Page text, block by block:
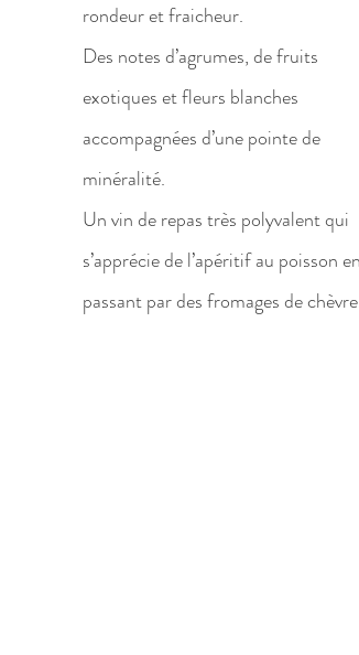
rondeur et fraicheur.
Des notes d’agrumes, de fruits
exotiques et fleurs blanches
accompagnées d’une pointe de
minéralité.
Un vin de repas très polyvalent qui
s’apprécie de l’apéritif au poisson en
passant par des fromages de